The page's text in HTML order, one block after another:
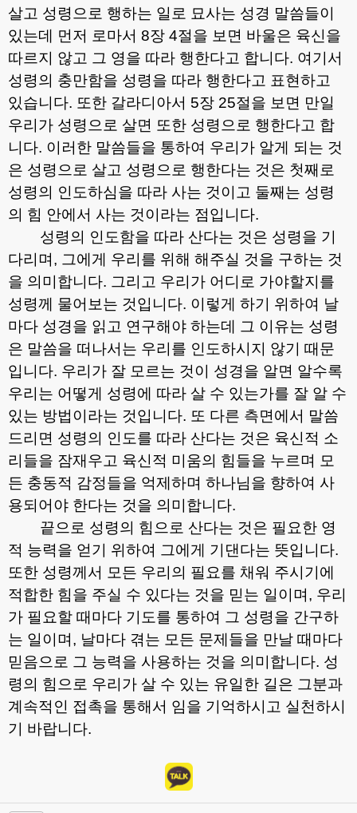
살고 성령으로 행하는 일로 묘사는 성경 말씀들이
있는데 먼저 로마서 8장 4절을 보면 바울은 육신을
따르지 않고 그 영을 따라 행한다고 합니다. 여기서
성령의 충만함을 성령을 따라 행한다고 표현하고
있습니다. 또한 갈라디아서 5장 25절을 보면 만일
우리가 성령으로 살면 또한 성령으로 행한다고 합
니다. 이러한 말씀들을 통하여 우리가 알게 되는 것
은 성령으로 살고 성령으로 행한다는 것은 첫째로
성령의 인도하심을 따라 사는 것이고 둘째는 성령
의 힘 안에서 사는 것이라는 점입니다.
성령의 인도함을 따라 산다는 것은 성령을 기
다리며 , 그에게 우리를 위해 해주실 것을 구하는 것
을 의미합니다. 그리고 우리가 어디로 가야할지를
성령께 물어보는 것입니다. 이렇게 하기 위하여 날
마다 성경을 읽고 연구해야 하는데 그 이유는 성령
은 말씀을 떠나서는 우리를 인도하시지 않기 때문
입니다. 우리가 잘 모르는 것이 성경을 알면 알수록
우리는 어떻게 성령에 따라 살 수 있는가를 잘 알 수
있는 방법이라는 것입니다. 또 다른 측면에서 말씀
드리면 성령의 인도를 따라 산다는 것은 육신적 소
리들을 잠재우고 육신적 미움의 힘들을 누르며 모
든 충동적 감정들을 억제하며 하나님을 향하여 사
용되어야 한다는 것을 의미합니다.
끝으로 성령의 힘으로 산다는 것은 필요한 영
적 능력을 얻기 위하여 그에게 기댄다는 뜻입니다.
또한 성령께서 모든 우리의 필요를 채워 주시기에
적합한 힘을 주실 수 있다는 것을 믿는 일이며 , 우리
가 필요할 때마다 기도를 통하여 그 성령을 간구하
는 일이며 , 날마다 겪는 모든 문제들을 만날 때마다
믿음으로 그 능력을 사용하는 것을 의미합니다. 성
령의 힘으로 우리가 살 수 있는 유일한 길은 그분과
계속적인 접촉을 통해서 임을 기억하시고 실천하시
기 바랍니다.